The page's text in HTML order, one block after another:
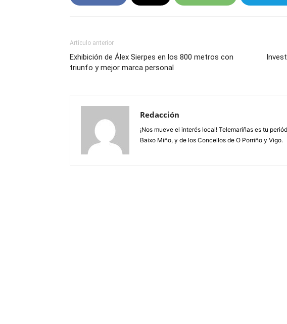
Artículo anterior
Exhibición de Álex Sierpes en los 800 metros con
triunfo y mejor marca personal
Redacción
¡Nos mueve el interés local! Telemariñas es tu
Baixo Miño, y de los Concellos de O Porriño y Vigo.